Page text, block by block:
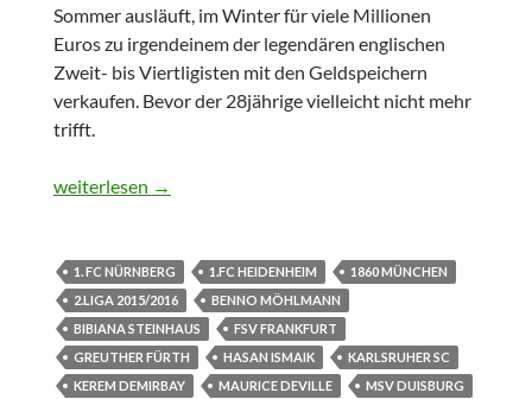
Sommer ausläuft, im Winter für viele Millionen
Euros zu irgendeinem der legendären englischen
Zweit- bis Viertligisten mit den Geldspeichern
verkaufen. Bevor der 28jährige vielleicht nicht mehr
trifft.
Was von Spieltag 16 bleibt
weiterlesen →
1. FC NÜRNBERG 1.FC HEIDENHEIM
1860 MÜNCHEN
2.LIGA 2015/2016
BENNO MÖHLMANN
BIBIANA STEINHAUS
FSV FRANKFURT
GREUTHER FÜRTH
HASAN ISMAIK
KARLSRUHER SC
KEREM DEMIRBAY
MAURICE DEVILLE
MSV DUISBURG